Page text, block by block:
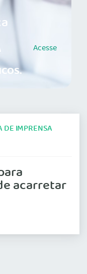
Acesse
DE IMPRENSA
acarretar